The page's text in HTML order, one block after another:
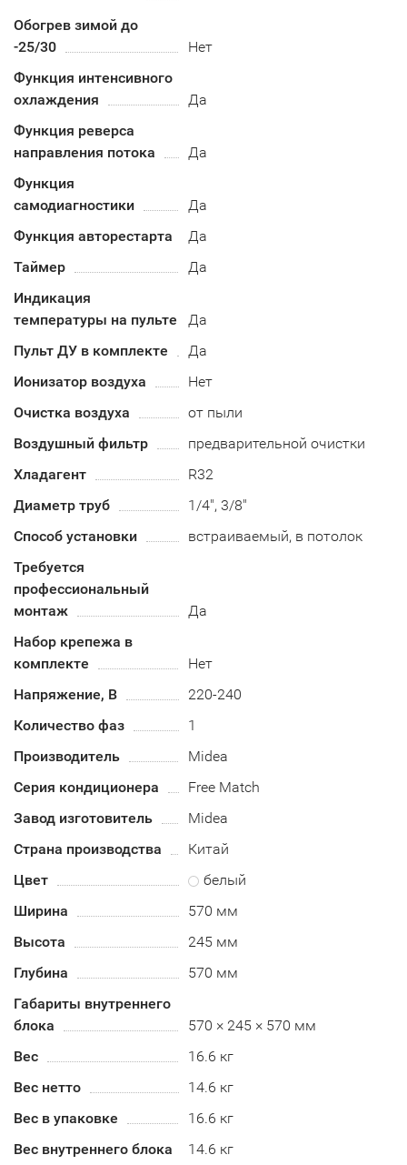
Обогрев зимой до
-25/30
Нет
Функция интенсивного
охлаждения
Да
Функция реверса
направления потока
Да
Функция
самодиагностики
Да
Функция авторестарта
Да
Таймер
Да
Индикация
температуры на пульте
Да
Пульт ДУ в комплекте
Да
Ионизатор воздуха
Нет
Очистка воздуха
от пыли
Воздушный фильтр
предварительной очистки
Хладагент
R32
Диаметр труб
1/4", 3/8"
Способ установки
встраиваемый, в потолок
Требуется
профессиональный
монтаж
Да
Набор крепежа в
комплекте
Нет
Напряжение, В
220-240
Количество фаз
1
Производитель
Midea
Серия кондиционера
Free Match
Завод изготовитель
Midea
Страна производства
Китай
Цвет
белый
Ширина
570 мм
Высота
245 мм
Глубина
570 мм
Габариты внутреннего
блока
570 × 245 × 570 мм
Вес
16.6 кг
Вес нетто
14.6 кг
Вес в упаковке
16.6 кг
Вес внутреннего блока
14.6 кг